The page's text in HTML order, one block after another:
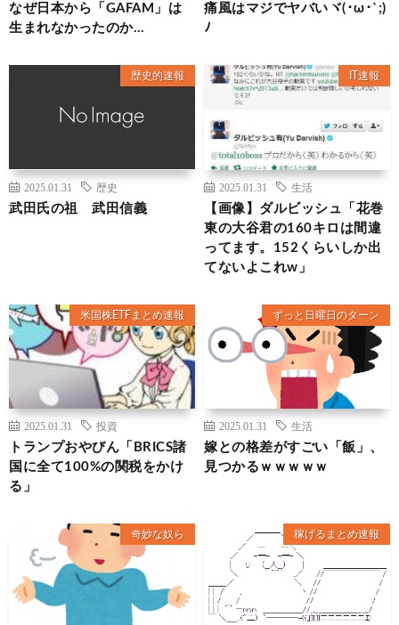
なぜ日本から「GAFAM」は
生まれなかったのか…
痛風はマジでヤバいヾ(･ω･`;)
ﾉ
歴史的速報
2025.01.31 歴史
武田氏の祖 武田信義
IT速報
2025.01.31 生活
【画像】ダルビッシュ「花巻
東の大谷君の160キロは間違
ってます。152くらいしか出
てないよこれw」
米国株ETFまとめ速報
2025.01.31 投資
トランプおやびん「BRICS諸
国に全て100%の関税をかけ
る」
ずっと日曜日のターン
2025.01.31 生活
嫁との格差がすごい「飯」、
見つかるｗｗｗｗｗ
奇妙な奴ら 稼げるまとめ速報